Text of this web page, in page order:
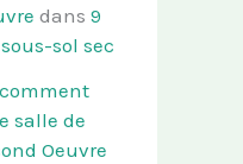
dans 9
sol sec
salle de
Oeuvre